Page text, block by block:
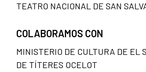
TEATRO NACIONAL DE SAN
COLABORAMOS CON
MINISTERIO DE CULTURA DE EL
DE TÍTERES OCELOT